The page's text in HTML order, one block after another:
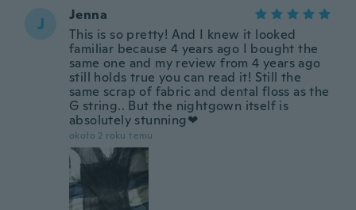
J
Jenna
This is so pretty! And I knew it looked
familiar because 4 years ago I bought the
same one and my review from 4 years ago
still holds true you can read it! Still the
same scrap of fabric and dental floss as the
G string.. But the nightgown itself is
absolutely stunning❤
około 2 roku temu